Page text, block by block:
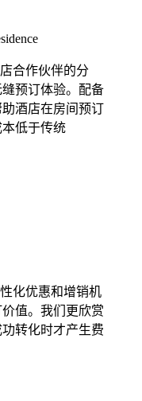
合作伙伴的分
预订体验。配备
酒店在房间预订
低于传统
化优惠和增销机
值。我们更欣赏
转化时才产生费